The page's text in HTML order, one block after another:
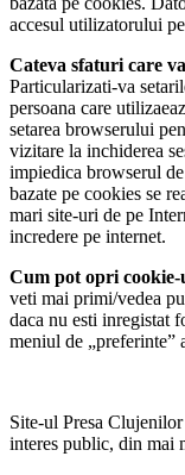
accesul utilizatorului
Cateva sfaturi care
Particularizati-va
persoana care
setarea browserului
vizitare la inchiderea
impiedica browserul
bazate pe cookies se
mari site-uri de pe
incredere pe internet.
Cum pot opri
veti mai primi/vedea
daca nu esti inregistat
meniul de „preferinte”
Site-ul Presa
interes public, din mai